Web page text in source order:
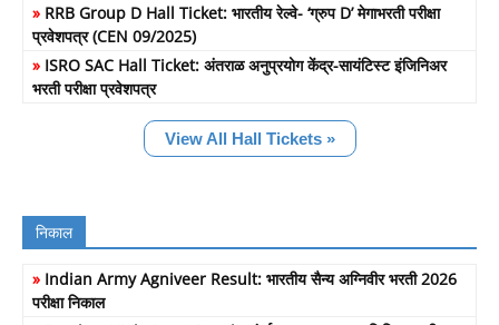
» RRB Group D Hall Ticket: भारतीय रेल्वे- ‘ग्रुप D’ मेगाभरती परीक्षा
प्रवेशपत्र (CEN 09/2025)
» ISRO SAC Hall Ticket: अंतराळ अनुप्रयोग केंद्र-सायंटिस्ट इंजिनिअर
भरती परीक्षा प्रवेशपत्र
View All Hall Tickets »
निकाल
» Indian Army Agniveer Result: भारतीय सैन्य अग्निवीर भरती 2026
परीक्षा निकाल